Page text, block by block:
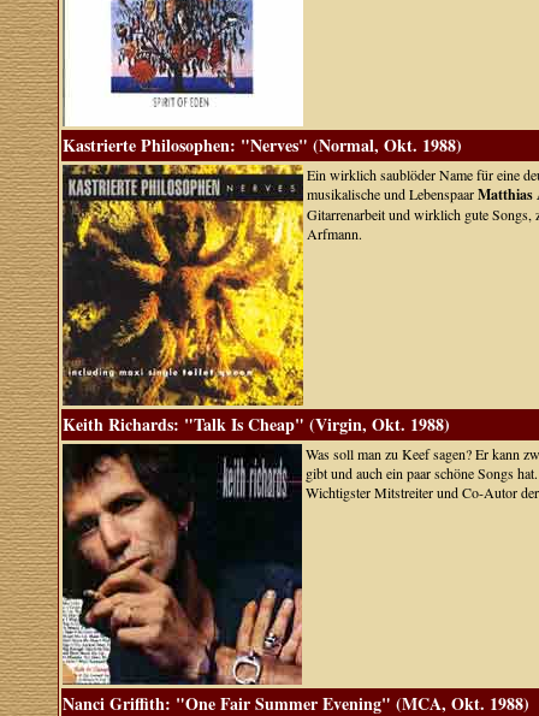
Kastrierte Philosophen: "Nerves" (Normal, Okt. 1988)
Ein wirklich saublöder Name für eine
musikalische und LebenspaarMatthias
Gitarrenarbeit und wirklich gute
Arfmann.
Keith Richards: "Talk Is Cheap" (Virgin, Okt. 1988)
Was soll man zu Keef sagen? Er kann
gibt und auch ein paar schöne Songs
Wichtigster Mitstreiter und Co-Autor
Nanci Griffith: "One Fair Summer Evening" (MCA, Okt. 1988)